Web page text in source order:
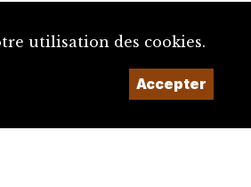
utilisation des cookies.
Accepter